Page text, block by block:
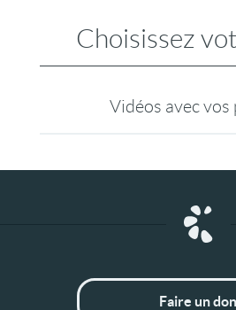
Choisissez
Vidéos avec vos
Faire un don